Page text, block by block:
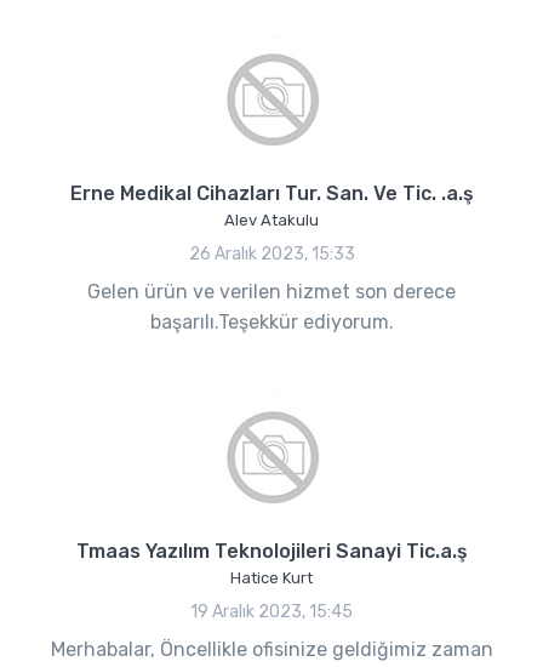
Erne Medikal Cihazları Tur. San. Ve Tic. .a.ş
Alev Atakulu
26 Aralık 2023, 15:33
Gelen ürün ve verilen hizmet son derece
başarılı.Teşekkür ediyorum.
Tmaas Yazılım Teknolojileri Sanayi Tic.a.ş
Hatice Kurt
19 Aralık 2023, 15:45
Merhabalar, Öncellikle ofisinize geldiğimiz zaman